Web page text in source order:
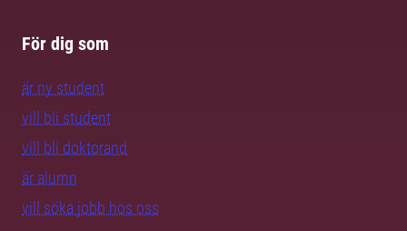
För dig som
är ny student
vill bli student
vill bli doktorand
är alumn
vill söka jobb hos oss